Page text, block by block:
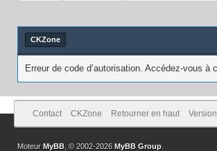
CKZone
Erreur de code d’autorisation. Accédez-vous
Contact CKZone Retourner en haut
Moteur MyBB , © 2002-2026MyBB Group